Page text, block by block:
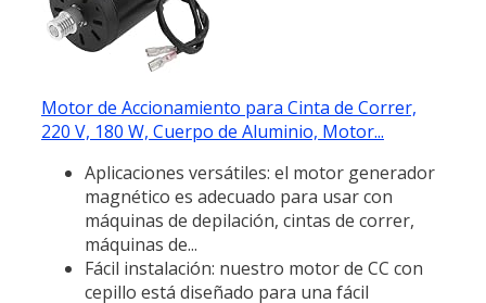
Motor de Accionamiento para Cinta de Correr,
220 V, 180 W, Cuerpo de Aluminio, Motor...
Aplicaciones versátiles: el motor generador
magnético es adecuado para usar con
máquinas de depilación, cintas de correr,
máquinas de...
Fácil instalación: nuestro motor de CC con
cepillo está diseñado para una fácil